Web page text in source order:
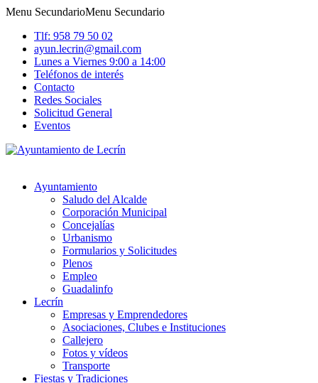
Menu SecundarioMenu Secundario
Tlf: 958 79 50 02
ayun.lecrin@gmail.com
Lunes a Viernes 9:00 a 14:00
Teléfonos de interés
Contacto
Redes Sociales
Solicitud General
Eventos
Ayuntamiento
Saludo del Alcalde
Corporación Municipal
Concejalías
Urbanismo
Formularios y Solicitudes
Plenos
Empleo
Guadalinfo
Lecrín
Empresas y Emprendedores
Asociaciones, Clubes e Instituciones
Callejero
Fotos y vídeos
Transporte
Fiestas y Tradiciones